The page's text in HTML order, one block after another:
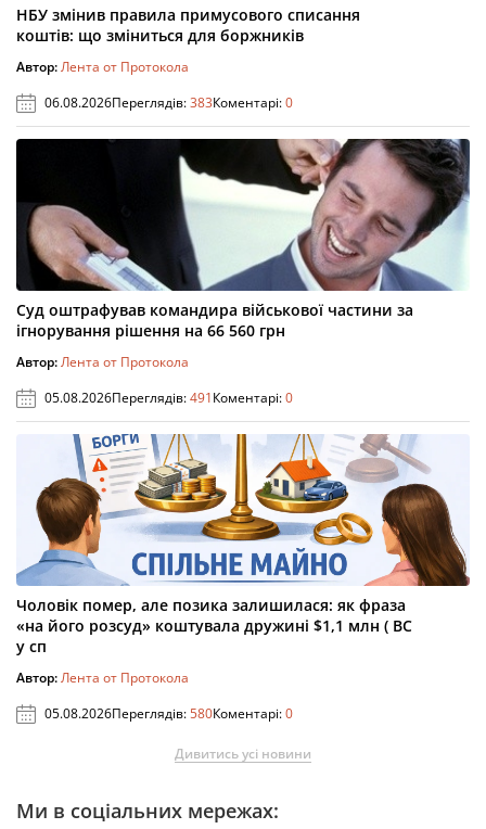
НБУ змінив правила примусового списання
коштів: що зміниться для боржників
Автор:Лента от Протокола
06.08.2026Переглядів:383Коментарі:0
Суд оштрафував командира військової частини за
ігнорування рішення на 66 560 грн
Автор:Лента от Протокола
05.08.2026Переглядів:491Коментарі:0
Чоловік помер, але позика залишилася: як фраза
«на його розсуд» коштувала дружині $1,1 млн ( ВС
у сп
Автор:Лента от Протокола
05.08.2026Переглядів:580Коментарі:0
Дивитись усі новини
Ми в соціальних мережах: